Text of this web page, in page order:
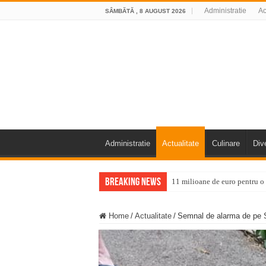
SÂMBĂTĂ , 8 AUGUST 2026 Administratie
Administratie Actualitate Culinare
Breaking News 11 milioane de euro pentru
Întreruperi temporare ale
ANUNŢ OPRIRE ANUNŢ
Anunț important –
Home / Actualitate / Semnal de alarma de pe